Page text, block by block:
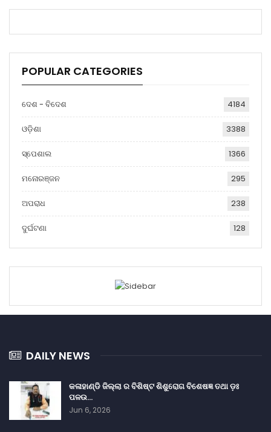
POPULAR CATEGORIES
ଦେଶ - ବିଦେଶ 4184
ଓଡ଼ିଶା 3388
ସ୍ପେଶାଲ 1366
ମନୋରଞ୍ଜନ 295
ଅପରାଧ 238
ଦୁର୍ଘଟଣା 128
DAILY NEWS
କଳାହାଣ୍ଡି ଜିଲ୍ଲା ର ବିଶିଷ୍ଟ ଶିଶୁରୋଗ ବିଶେଷଜ୍ଞ ତଥା ଡ଼ଃ
ପଳଉ…
Jun 6, 2026